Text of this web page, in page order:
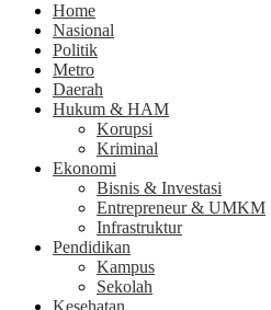
Home
Nasional
Politik
Metro
Daerah
Hukum & HAM
Korupsi
Kriminal
Ekonomi
Bisnis & Investasi
Entrepreneur & UMKM
Infrastruktur
Pendidikan
Kampus
Sekolah
Kesehatan